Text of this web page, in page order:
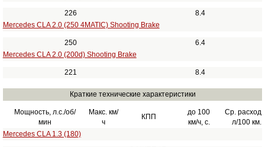
226
8.4
Mercedes CLA 2.0 (250 4MATIC) Shooting Brake
250
6.4
Mercedes CLA 2.0 (200d) Shooting Brake
221 8.4
Краткие технические характеристики
Мощность, л.с./об/
мин
Макс. км/
ч
КПП
до 100
км/ч, с.
Ср. расход
л/100 км.
Mercedes CLA 1.3 (180)